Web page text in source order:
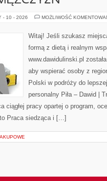
- 10 - 2026 MOŻLIWOŚĆ
Witaj! Jeśli szukasz
formą z dietą i realnym
www.dawidulinski.pl
aby wspierać osoby z
Polski w podróży do
personalny Piła – Dawid |
ciągłej pracy opartej o program,
Praca siedząca i […]